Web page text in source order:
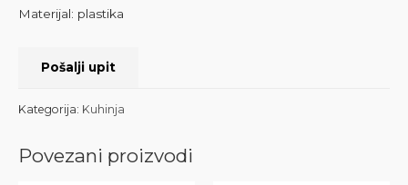
Materijal: plastika
Pošalji upit
Kategorija: Kuhinja
Povezani proizvodi